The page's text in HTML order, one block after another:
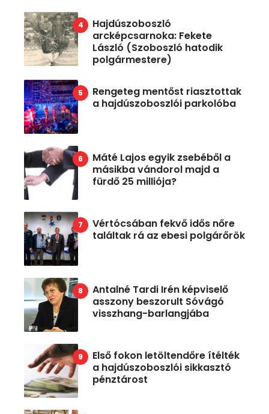
Hajdúszoboszló
arcképcsarnoka: Fekete
László (Szoboszló hatodik
polgármestere)
Rengeteg mentőst riasztottak
a hajdúszoboszlói parkolóba
Máté Lajos egyik zsebéből a
másikba vándorol majd a
fürdő 25 milliója?
Vértócsában fekvő idős nőre
találtak rá az ebesi polgárőrök
Antalné Tardi Irén képviselő
asszony beszorult Sóvágó
visszhang-barlangjába
Első fokon letöltendőre ítélték
a hajdúszoboszlói sikkasztó
pénztárost